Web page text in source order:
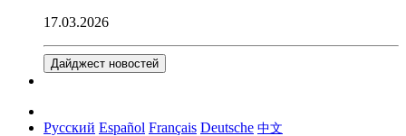
17.03.2026
Дайджест новостей
Русский Español Français Deutsche 中文